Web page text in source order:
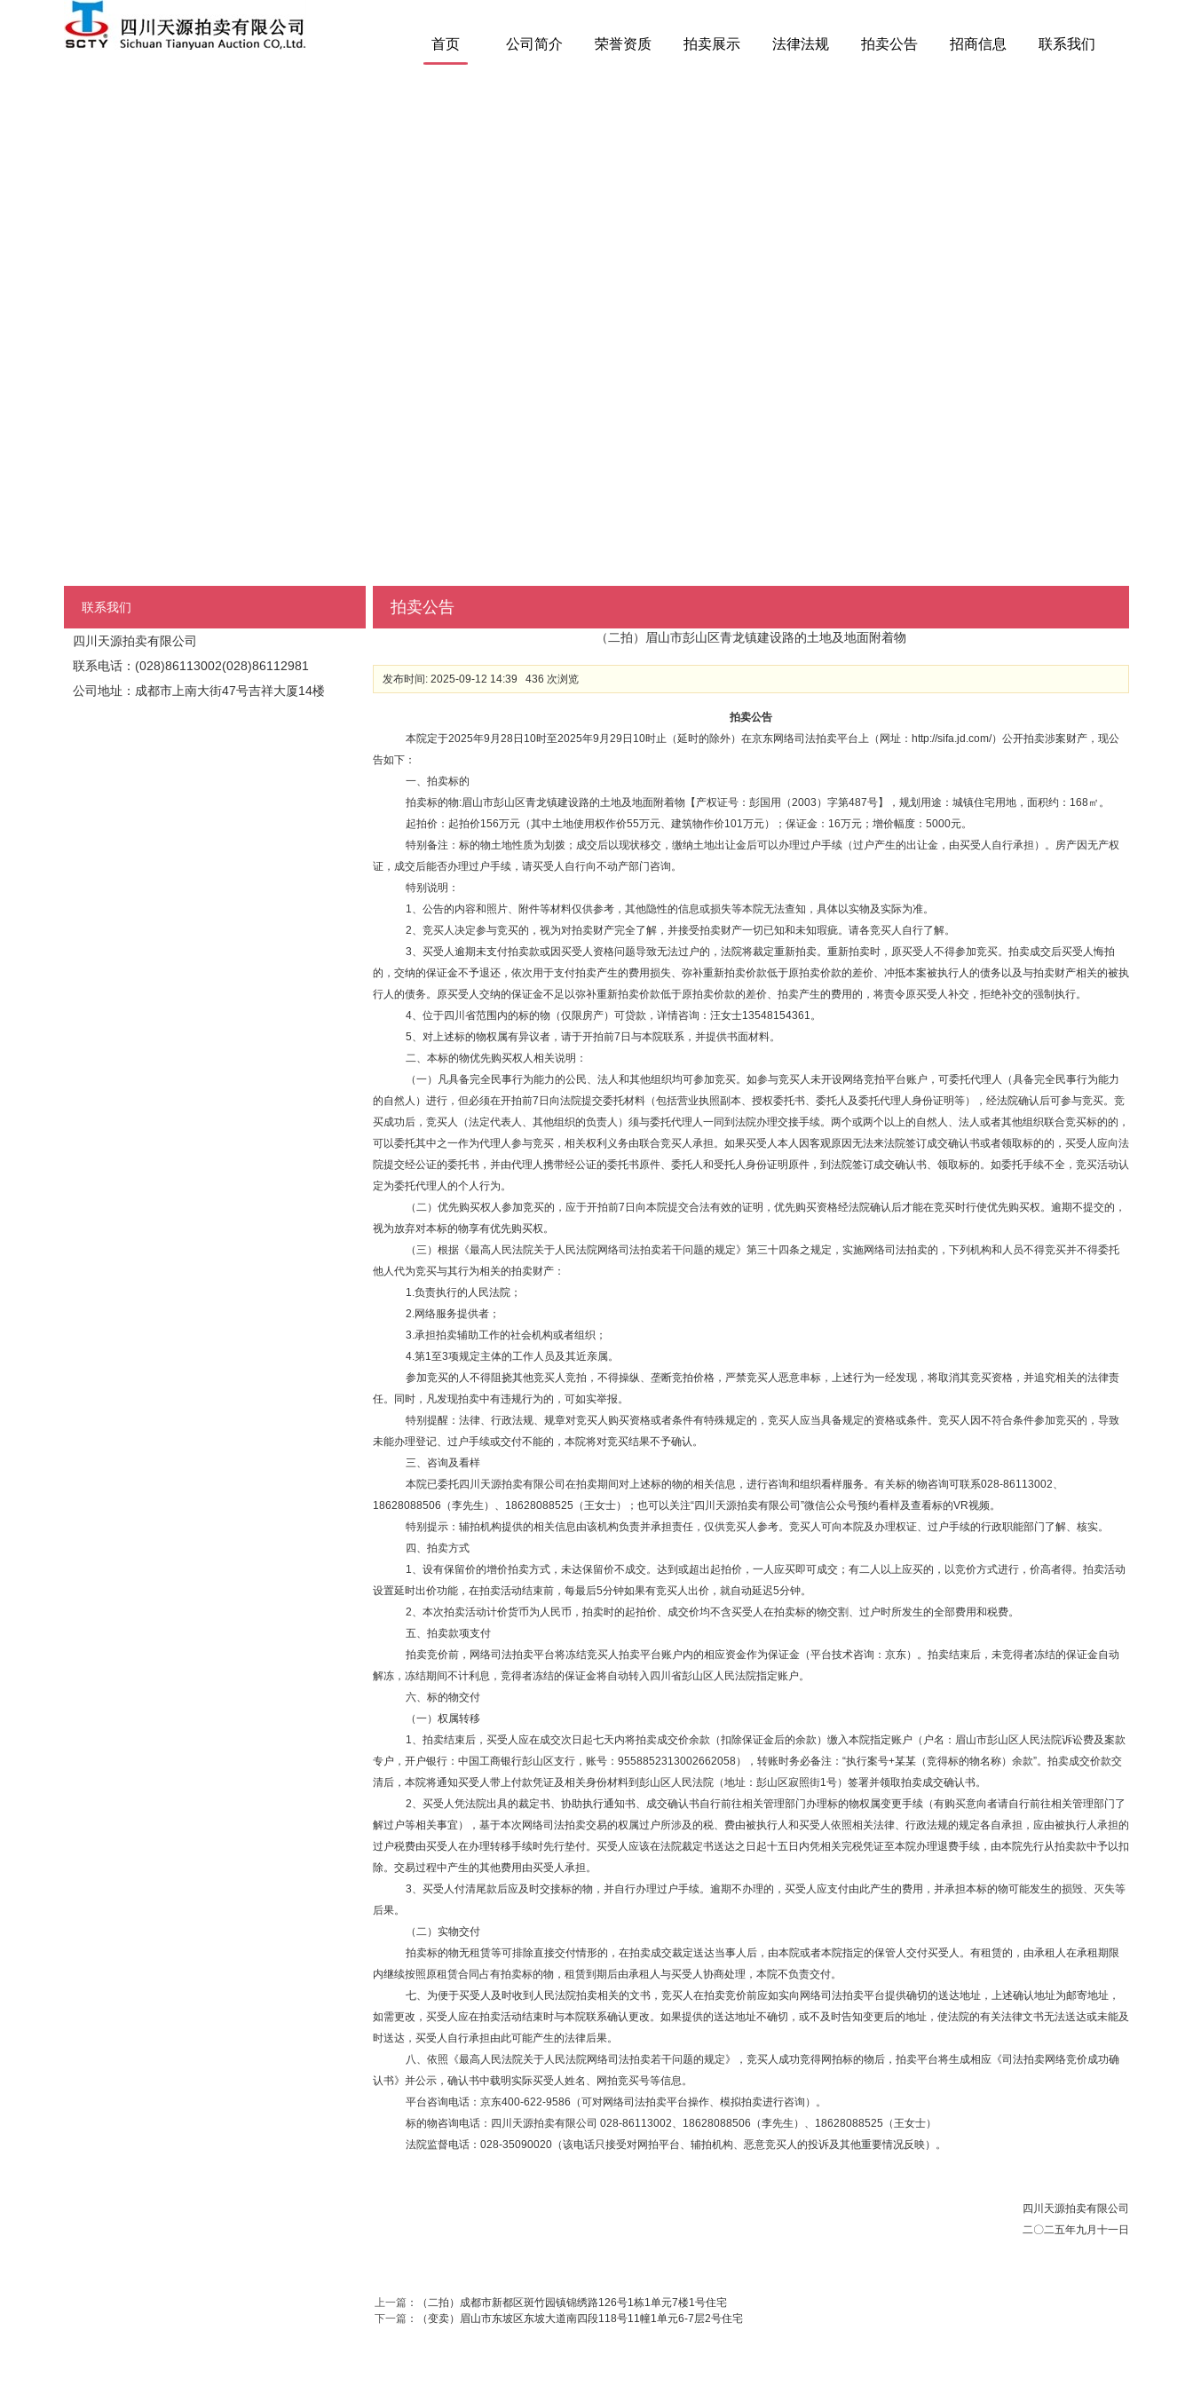
首页 公司简介 荣誉资质 拍卖展示 法律法规 拍卖公告 招商信息 联系我们
联系我们
四川天源拍卖有限公司
联系电话：(028)86113002(028)86112981
公司地址：成都市上南大街47号吉祥大厦14楼
拍卖公告
（二拍）眉山市彭山区青龙镇建设路的土地及地面附着物
发布时间: 2025-09-12 14:39 436 次浏览
拍卖公告
本院定于2025年9月28日10时至2025年9月29日10时止（延时的除外）在京东网络司法拍卖平台上（网址：http://sifa.jd.com/）公开拍卖涉案财产，现公
告如下：
一、拍卖标的
拍卖标的物:眉山市彭山区青龙镇建设路的土地及地面附着物【产权证号：彭国用（2003）字第487号】，规划用途：城镇住宅用地，面积约：168㎡。
起拍价：起拍价156万元（其中土地使用权作价55万元、建筑物作价101万元）；保证金：16万元；增价幅度：5000元。
特别备注：标的物土地性质为划拨；成交后以现状移交，缴纳土地出让金后可以办理过户手续（过户产生的出让金，由买受人自行承担）。房产因无产权
证，成交后能否办理过户手续，请买受人自行向不动产部门咨询。
特别说明：
1、公告的内容和照片、附件等材料仅供参考，其他隐性的信息或损失等本院无法查知，具体以实物及实际为准。
2、竞买人决定参与竞买的，视为对拍卖财产完全了解，并接受拍卖财产一切已知和未知瑕疵。请各竞买人自行了解。
3、买受人逾期未支付拍卖款或因买受人资格问题导致无法过户的，法院将裁定重新拍卖。重新拍卖时，原买受人不得参加竞买。拍卖成交后买受人悔拍
的，交纳的保证金不予退还，依次用于支付拍卖产生的费用损失、弥补重新拍卖价款低于原拍卖价款的差价、冲抵本案被执行人的债务以及与拍卖财产相关的被执
行人的债务。原买受人交纳的保证金不足以弥补重新拍卖价款低于原拍卖价款的差价、拍卖产生的费用的，将责令原买受人补交，拒绝补交的强制执行。
4、位于四川省范围内的标的物（仅限房产）可贷款，详情咨询：汪女士13548154361。
5、对上述标的物权属有异议者，请于开拍前7日与本院联系，并提供书面材料。
二、本标的物优先购买权人相关说明：
（一）凡具备完全民事行为能力的公民、法人和其他组织均可参加竞买。如参与竞买人未开设网络竞拍平台账户，可委托代理人（具备完全民事行为能力
的自然人）进行，但必须在开拍前7日向法院提交委托材料（包括营业执照副本、授权委托书、委托人及委托代理人身份证明等），经法院确认后可参与竞买。竞
买成功后，竞买人（法定代表人、其他组织的负责人）须与委托代理人一同到法院办理交接手续。两个或两个以上的自然人、法人或者其他组织联合竞买标的的，
可以委托其中之一作为代理人参与竞买，相关权利义务由联合竞买人承担。如果买受人本人因客观原因无法来法院签订成交确认书或者领取标的的，买受人应向法
院提交经公证的委托书，并由代理人携带经公证的委托书原件、委托人和受托人身份证明原件，到法院签订成交确认书、领取标的。如委托手续不全，竞买活动认
定为委托代理人的个人行为。
（二）优先购买权人参加竞买的，应于开拍前7日向本院提交合法有效的证明，优先购买资格经法院确认后才能在竞买时行使优先购买权。逾期不提交的，
视为放弃对本标的物享有优先购买权。
（三）根据《最高人民法院关于人民法院网络司法拍卖若干问题的规定》第三十四条之规定，实施网络司法拍卖的，下列机构和人员不得竞买并不得委托
他人代为竞买与其行为相关的拍卖财产：
1.负责执行的人民法院；
2.网络服务提供者；
3.承担拍卖辅助工作的社会机构或者组织；
4.第1至3项规定主体的工作人员及其近亲属。
参加竞买的人不得阻挠其他竞买人竞拍，不得操纵、垄断竞拍价格，严禁竞买人恶意串标，上述行为一经发现，将取消其竞买资格，并追究相关的法律责
任。同时，凡发现拍卖中有违规行为的，可如实举报。
特别提醒：法律、行政法规、规章对竞买人购买资格或者条件有特殊规定的，竞买人应当具备规定的资格或条件。竞买人因不符合条件参加竞买的，导致
未能办理登记、过户手续或交付不能的，本院将对竞买结果不予确认。
三、咨询及看样
本院已委托四川天源拍卖有限公司在拍卖期间对上述标的物的相关信息，进行咨询和组织看样服务。有关标的物咨询可联系028-86113002、
18628088506（李先生）、18628088525（王女士）；也可以关注“四川天源拍卖有限公司”微信公众号预约看样及查看标的VR视频。
特别提示：辅拍机构提供的相关信息由该机构负责并承担责任，仅供竞买人参考。竞买人可向本院及办理权证、过户手续的行政职能部门了解、核实。
四、拍卖方式
1、设有保留价的增价拍卖方式，未达保留价不成交。达到或超出起拍价，一人应买即可成交；有二人以上应买的，以竞价方式进行，价高者得。拍卖活动
设置延时出价功能，在拍卖活动结束前，每最后5分钟如果有竞买人出价，就自动延迟5分钟。
2、本次拍卖活动计价货币为人民币，拍卖时的起拍价、成交价均不含买受人在拍卖标的物交割、过户时所发生的全部费用和税费。
五、拍卖款项支付
拍卖竞价前，网络司法拍卖平台将冻结竞买人拍卖平台账户内的相应资金作为保证金（平台技术咨询：京东）。拍卖结束后，未竞得者冻结的保证金自动
解冻，冻结期间不计利息，竞得者冻结的保证金将自动转入四川省彭山区人民法院指定账户。
六、标的物交付
（一）权属转移
1、拍卖结束后，买受人应在成交次日起七天内将拍卖成交价余款（扣除保证金后的余款）缴入本院指定账户（户名：眉山市彭山区人民法院诉讼费及案款
专户，开户银行：中国工商银行彭山区支行，账号：9558852313002662058），转账时务必备注：“执行案号+某某（竞得标的物名称）余款”。拍卖成交价款交
清后，本院将通知买受人带上付款凭证及相关身份材料到彭山区人民法院（地址：彭山区寂照街1号）签署并领取拍卖成交确认书。
2、买受人凭法院出具的裁定书、协助执行通知书、成交确认书自行前往相关管理部门办理标的物权属变更手续（有购买意向者请自行前往相关管理部门了
解过户等相关事宜），基于本次网络司法拍卖交易的权属过户所涉及的税、费由被执行人和买受人依照相关法律、行政法规的规定各自承担，应由被执行人承担的
过户税费由买受人在办理转移手续时先行垫付。买受人应该在法院裁定书送达之日起十五日内凭相关完税凭证至本院办理退费手续，由本院先行从拍卖款中予以扣
除。交易过程中产生的其他费用由买受人承担。
3、买受人付清尾款后应及时交接标的物，并自行办理过户手续。逾期不办理的，买受人应支付由此产生的费用，并承担本标的物可能发生的损毁、灭失等
后果。
（二）实物交付
拍卖标的物无租赁等可排除直接交付情形的，在拍卖成交裁定送达当事人后，由本院或者本院指定的保管人交付买受人。有租赁的，由承租人在承租期限
内继续按照原租赁合同占有拍卖标的物，租赁到期后由承租人与买受人协商处理，本院不负责交付。
七、为便于买受人及时收到人民法院拍卖相关的文书，竞买人在拍卖竞价前应如实向网络司法拍卖平台提供确切的送达地址，上述确认地址为邮寄地址，
如需更改，买受人应在拍卖活动结束时与本院联系确认更改。如果提供的送达地址不确切，或不及时告知变更后的地址，使法院的有关法律文书无法送达或未能及
时送达，买受人自行承担由此可能产生的法律后果。
八、依照《最高人民法院关于人民法院网络司法拍卖若干问题的规定》，竞买人成功竞得网拍标的物后，拍卖平台将生成相应《司法拍卖网络竞价成功确
认书》并公示，确认书中载明实际买受人姓名、网拍竞买号等信息。
平台咨询电话：京东400-622-9586（可对网络司法拍卖平台操作、模拟拍卖进行咨询）。
标的物咨询电话：四川天源拍卖有限公司 028-86113002、18628088506（李先生）、18628088525（王女士）
法院监督电话： 028-35090020（该电话只接受对网拍平台、辅拍机构、恶意竞买人的投诉及其他重要情况反映）。
四川天源拍卖有限公司
二〇二五年九月十一日
上一篇 ：
（二拍）成都市新都区斑竹园镇锦绣路126号1栋1单元7楼1号住宅
下一篇 ： （变卖）眉山市东坡区东坡大道南四段118号11幢1单元6-7层2号住宅